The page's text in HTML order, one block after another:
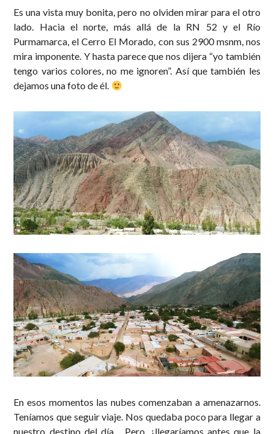
Es una vista muy bonita, pero no olviden mirar para el otro
lado. Hacia el norte, más allá de la RN 52 y el Río
Purmamarca, el Cerro El Morado, con sus 2900 msnm, nos
mira imponente. Y hasta parece que nos dijera “yo también
tengo varios colores, no me ignoren”. Así que también les
dejamos una foto de él.
En esos momentos las nubes comenzaban a amenazarnos.
Teníamos que seguir viaje. Nos quedaba poco para llegar a
nuestro destino del día… Pero, ¿llegaríamos antes que la